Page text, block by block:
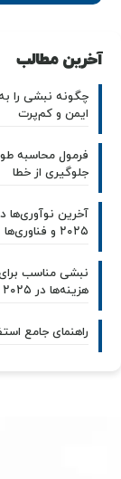
آخرین مطالب
چگونه نبشی را
ایمن و کم‌پرت
فرمول محاسبه
جلوگیری از خطا
آخرین نوآوری‌ها
۲۰۲۵ و فناوری‌ها
نبشی مناسب
هزینه‌ها در ۲۰۲۵
راهنمای جامع